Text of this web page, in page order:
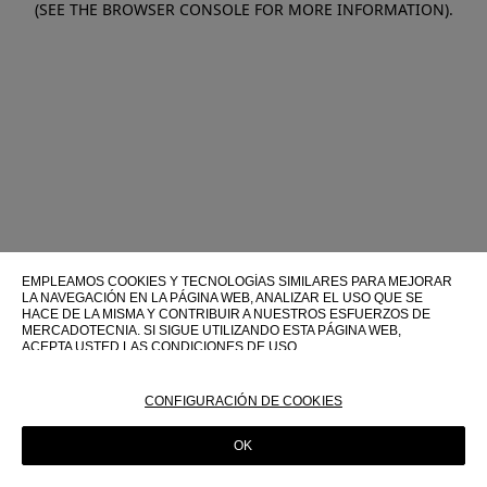
(SEE THE BROWSER CONSOLE FOR MORE INFORMATION).
EMPLEAMOS COOKIES Y TECNOLOGÍAS SIMILARES PARA MEJORAR
LA NAVEGACIÓN EN LA PÁGINA WEB, ANALIZAR EL USO QUE SE
HACE DE LA MISMA Y CONTRIBUIR A NUESTROS ESFUERZOS DE
MERCADOTECNIA. SI SIGUE UTILIZANDO ESTA PÁGINA WEB,
ACEPTA USTED LAS CONDICIONES DE USO.
SOBRE SU USO EN ESTA PÁGINA WEB, CONSULTE NUESTRA
POLÍTICA DE COOKIES
CONFIGURACIÓN DE COOKIES
OK